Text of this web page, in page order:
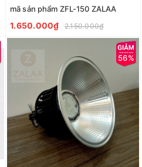
mã sản phẩm ZFL-150 ZALAA
1.650.000₫ 2.150.000₫
56%